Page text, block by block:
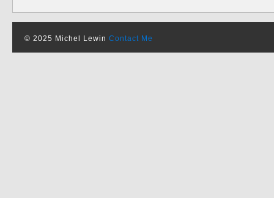
© 2025 Michel Lewin Contact Me